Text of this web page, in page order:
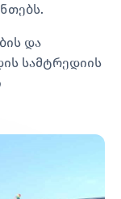
და
სამტრედიის